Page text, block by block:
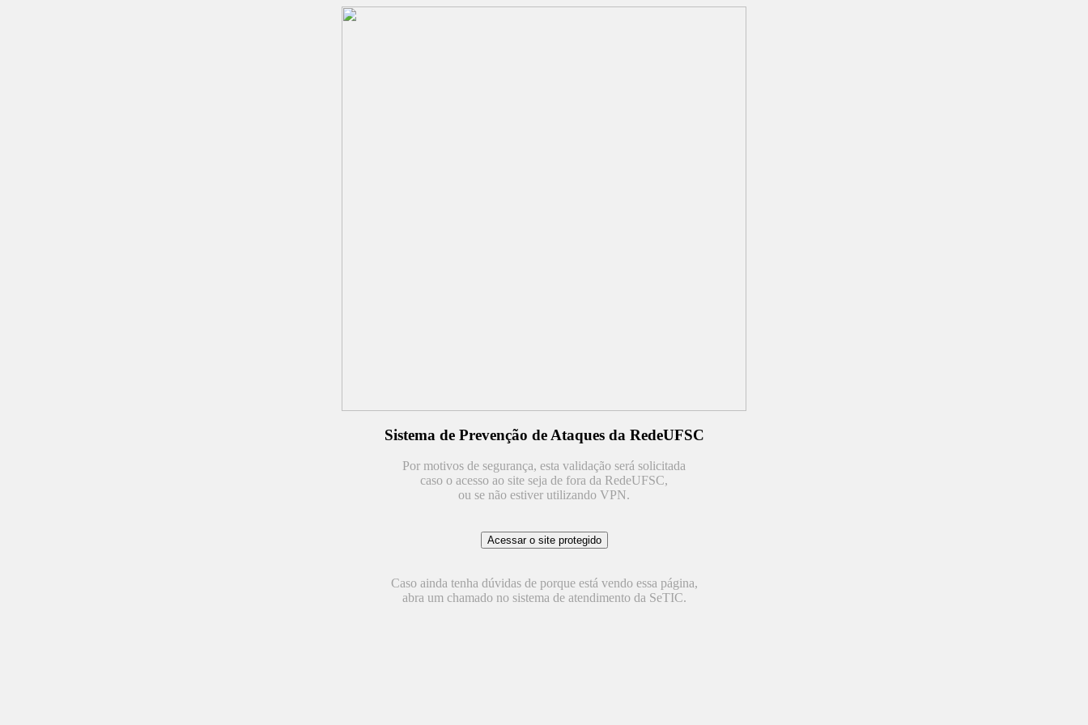
Sistema de Prevenção de Ataques da RedeUFSC
Por motivos de segurança, esta validação será solicitada
caso o acesso ao site seja de fora da RedeUFSC,
ou se não estiver utilizando VPN.
Caso ainda tenha dúvidas de porque está vendo essa página,
abra um chamado no sistema de atendimento da SeTIC.